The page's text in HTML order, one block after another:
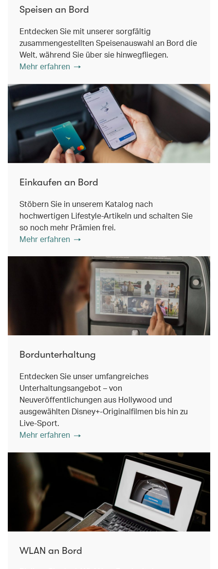
Speisen an Bord
Entdecken Sie mit unserer sorgfältig
zusammengestellten Speisenauswahl an Bord die
Welt, während Sie über sie hinwegfliegen.
Mehr erfahren
Einkaufen an Bord
Stöbern Sie in unserem Katalog nach
hochwertigen Lifestyle-Artikeln und schalten Sie
so noch mehr Prämien frei.
Mehr erfahren
Bordunterhaltung
Entdecken Sie unser umfangreiches
Unterhaltungsangebot – von
Neuveröffentlichungen aus Hollywood und
ausgewählten Disney+-Originalfilmen bis hin zu
Live-Sport.
Mehr erfahren
WLAN an Bord